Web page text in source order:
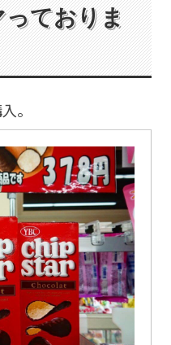
っておりま
。